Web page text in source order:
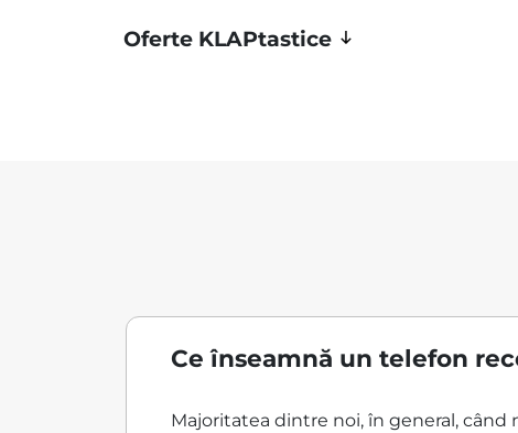
Oferte KLAPtastice
Ce înseamnă un telefon
Majoritatea dintre noi, în general,